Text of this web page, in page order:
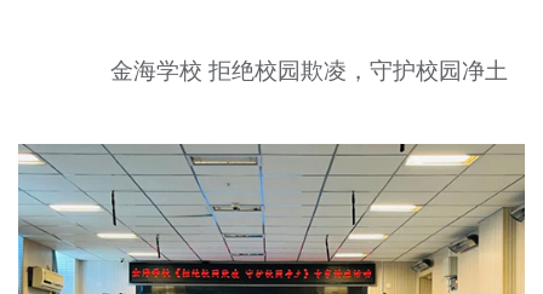
金海学校 拒绝校园欺凌，守护校园净土